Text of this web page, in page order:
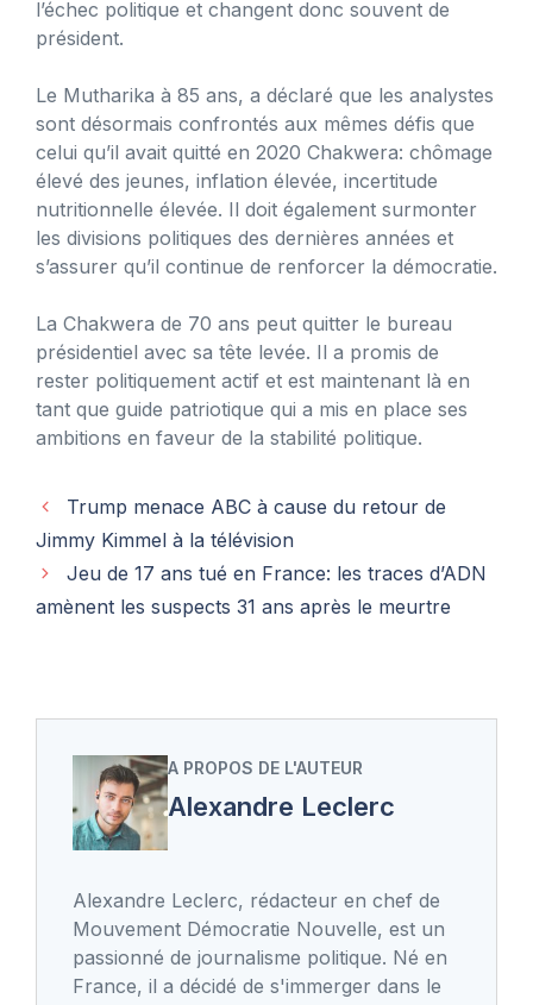
l’échec politique et changent donc souvent de
président.
Le Mutharika à 85 ans, a déclaré que les analystes
sont désormais confrontés aux mêmes défis que
celui qu’il avait quitté en 2020 Chakwera: chômage
élevé des jeunes, inflation élevée, incertitude
nutritionnelle élevée. Il doit également surmonter
les divisions politiques des dernières années et
s’assurer qu’il continue de renforcer la démocratie.
La Chakwera de 70 ans peut quitter le bureau
présidentiel avec sa tête levée. Il a promis de
rester politiquement actif et est maintenant là en
tant que guide patriotique qui a mis en place ses
ambitions en faveur de la stabilité politique.
Trump menace ABC à cause du retour de
Jimmy Kimmel à la télévision
Jeu de 17 ans tué en France: les traces d’ADN
amènent les suspects 31 ans après le meurtre
A PROPOS DE L'AUTEUR
Alexandre Leclerc
Alexandre Leclerc, rédacteur en chef de
Mouvement Démocratie Nouvelle, est un
passionné de journalisme politique. Né en
France, il a décidé de s'immerger dans le